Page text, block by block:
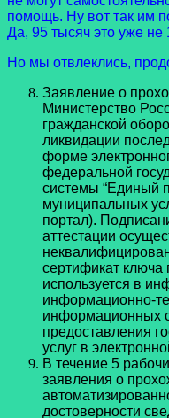
помощь. Ну вот так им
Да, 95 тысяч это уже не
Но мы отвлеклись,
Заявление о
Министерство
гражданской
ликвидации
форме
федеральной
системы “Единый
муниципальных
портал).
аттестации
сертификат ключа
используется в
информационно-
информационных
предоставления
услуг в
В течение 5
заявления о
достоверности